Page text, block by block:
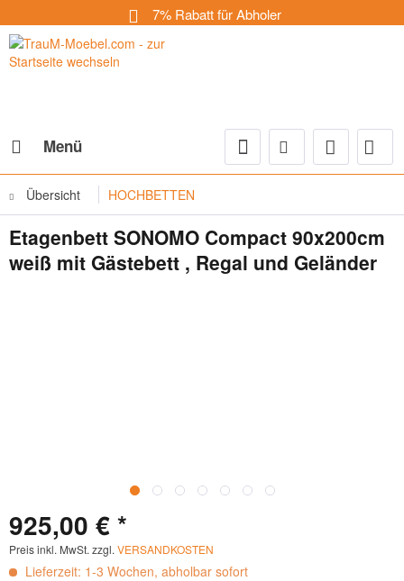
7% Rabatt für Abholer
Menü
Übersicht HOCHBETTEN
Etagenbett SONOMO Compact 90x200cm
weiß mit Gästebett , Regal und Geländer
925,00 € *
Preis inkl. MwSt. zzgl. VERSANDKOSTEN
Lieferzeit: 1-3 Wochen, abholbar sofort